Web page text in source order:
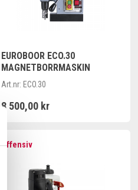
EUROBOOR ECO.30
MAGNETBORRMASKIN
Art.nr: ECO.30
8 500,00 kr
Offensiv